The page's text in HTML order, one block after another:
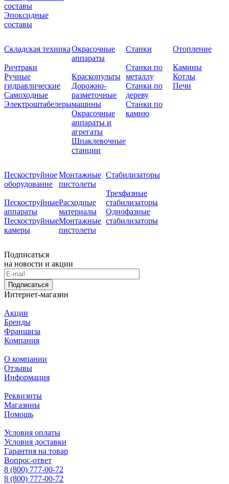
составы
Эпоксидные
составы
Складская техника
Ричтраки
Ручные
гидравлические
Самоходные
Электроштабелеры
Окрасочные
аппараты
Краскопульты
Дорожно-
разметочные
машины
Окрасочные
аппараты и
агрегаты
Шпаклевочные
станции
Станки
Станки по
металлу
Станки по
дереву
Станки по
камню
Отопление
Камины
Котлы
Печи
Пескоструйное
оборудование
Пескоструйные
аппараты
Пескоструйные
камеры
Монтажные
пистолеты
Расходные
материалы
Монтажные
пистолеты
Стабилизаторы
Трехфазные
стабилизаторы
Однофазные
стабилизаторы
Подписаться
на новости и акции
Подписаться
Интернет-магазин
Акции
Бренды
Франшиза
Компания
О компании
Отзывы
Информация
Реквизиты
Магазины
Помощь
Условия оплаты
Условия доставки
Гарантия на товар
Вопрос-ответ
8 (800) 777-00-72
8 (800) 777-00-72